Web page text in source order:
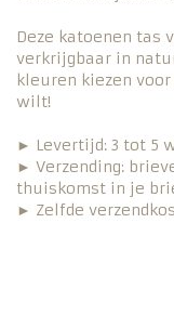
Deze katoenen tas
verkrijgbaar in
kleuren kiezen
wilt!
► Levertijd: 3 tot 5
► Verzending:
thuiskomst in je
► Zelfde